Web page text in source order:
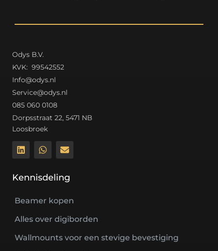
Odys B.V.
KVK: 99542552
Info@odys.nl
Service@odys.nl
085 060 0108
Dorpsstraat 22, 5471 NB
Loosbroek
Kennisdeling
Beamer kopen
Alles over digiborden
Wallmounts voor een stevige bevestiging